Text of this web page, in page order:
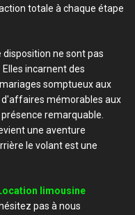
totale à chaque étape
ne sont pas
incarnent des
somptueux aux
mémorables aux
remarquable.
une aventure
le volant est une
limousine
pas à nous